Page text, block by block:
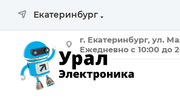
Екатеринбург
г. Екатеринбург, ул.
Ежедневно с 10:00 до